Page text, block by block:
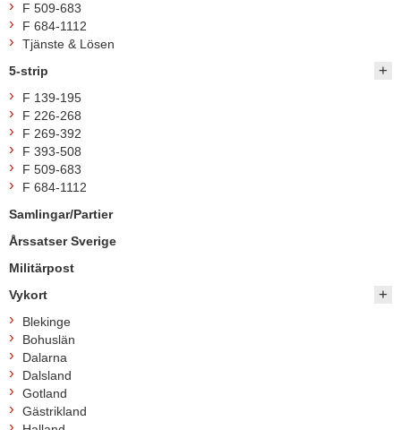
F 509-683
F 684-1112
Tjänste & Lösen
5-strip
F 139-195
F 226-268
F 269-392
F 393-508
F 509-683
F 684-1112
Samlingar/Partier
Årssatser Sverige
Militärpost
Vykort
Blekinge
Bohuslän
Dalarna
Dalsland
Gotland
Gästrikland